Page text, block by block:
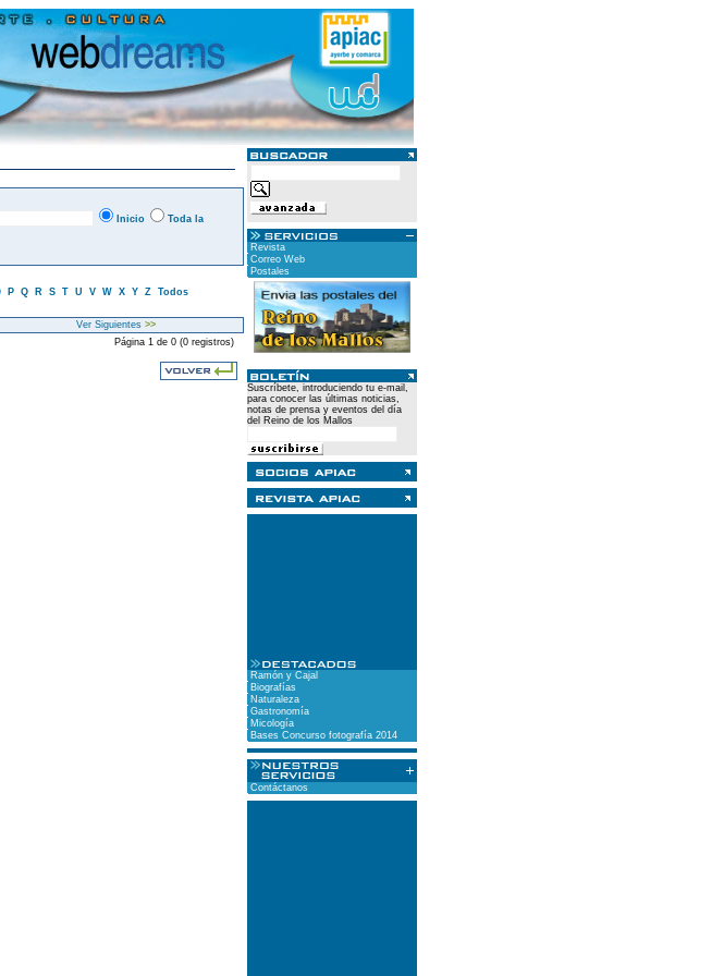
Inicio
Toda la
P Q R S T U V W X Y Z Todos
Ver Siguientes >>
Página 1 de 0 (0 registros)
Revista
Correo Web
Postales
Suscríbete, introduciendo tu e-mail,
para conocer las últimas noticias,
notas de prensa y eventos del día
del Reino de los Mallos
Ramón y Cajal
Biografías
Naturaleza
Gastronomía
Micología
Bases Concurso fotografía 2014
Contáctanos